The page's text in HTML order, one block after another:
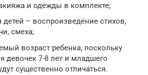
и одежды в комплекте;
детей – воспроизведение стихов,
смеха;
возраст ребенка, поскольку
девочек 7-8 лет и младшего
существенно отличаться.